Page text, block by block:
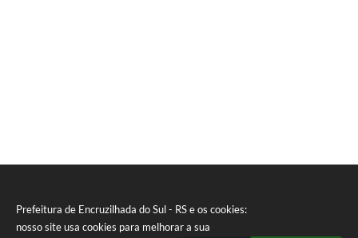
Prefeitura de Encruzilhada do Sul - RS e os cookies:
nosso site usa cookies para melhorar a sua